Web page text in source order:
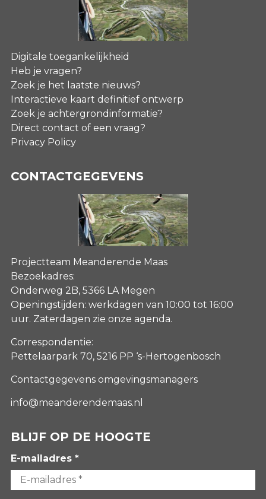
Digitale toegankelijkheid
Heb je vragen?
Zoek je het laatste nieuws?
Interactieve kaart definitief ontwerp
Zoek je achtergrondinformatie?
Direct contact of een vraag?
Privacy Policy
CONTACTGEGEVENS
Projectteam Meanderende Maas
Bezoekadres:
Onderweg 2B, 5366 LA Megen
Openingstijden: werkdagen van 10:00 tot 16:00
uur. Zaterdagen zie onze agenda.
Correspondentie:
Pettelaarpark 70, 5216 PP ‘s-Hertogenbosch
Contactgegevens omgevingsmanagers
info@meanderendemaas.nl
BLIJF OP DE HOOGTE
E-mailadres *